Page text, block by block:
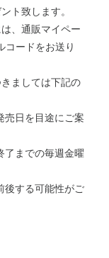
ト致します。
、通販マイペー
コードをお送り
ましては下記の
日を目途にご案
までの毎週金曜
後する可能性がご